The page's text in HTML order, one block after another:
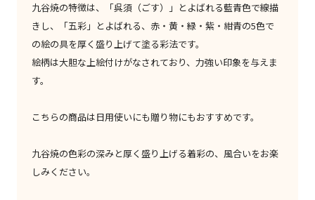
九谷焼の特徴は、「呉須（ごす）」とよばれる藍青色で線描
きし、「五彩」とよばれる、赤・黄・緑・紫・紺青の5色で
の絵の具を厚く盛り上げて塗る彩法です。
絵柄は大胆な上絵付けがなされており、力強い印象を与えま
す。
こちらの商品は日用使いにも贈り物にもおすすめです。
九谷焼の色彩の深みと厚く盛り上げる着彩の、風合いをお楽
しみください。